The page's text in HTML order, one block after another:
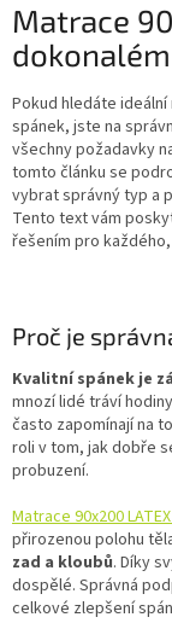
Matrace
Pokud hledáte
spánek, jste na
všechny požadavky
tomto článku se
vybrat správný typ a
Tento text vám
řešením pro
Proč je
Kvalitní spánek je
mnozí lidé tráví
často zapomínají na
roli v tom, jak dobře
probuzení.
Matrace 90x200 LATEX
přirozenou polohu
zad a kloubů. Díky
dospělé. Správná
celkové zlepšení